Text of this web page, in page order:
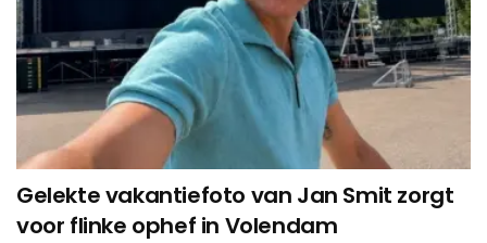
Gelekte vakantiefoto van Jan Smit zorgt
voor flinke ophef in Volendam